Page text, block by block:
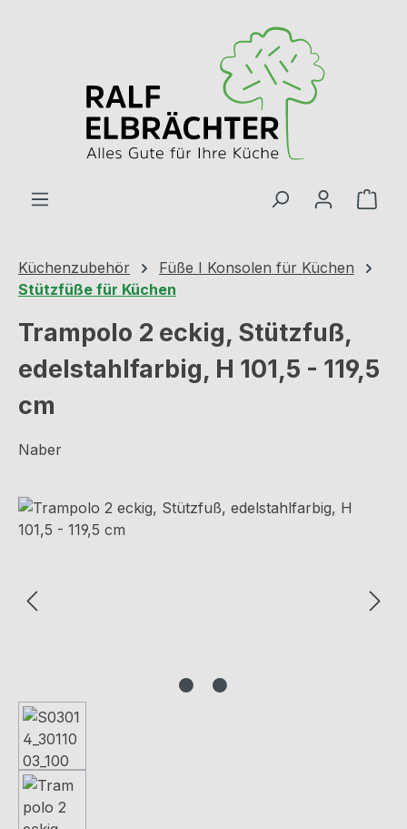
Küchenzubehör
Füße I Konsolen für Küchen
Stützfüße für Küchen
Trampolo 2 eckig, Stützfuß,
edelstahlfarbig, H 101,5 - 119,5
cm
Naber
Bildergalerie überspringen